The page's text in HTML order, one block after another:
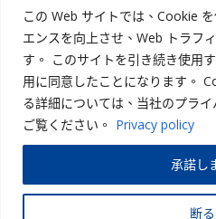
この Web サイトでは、Cookie
エンスを向上させ、Web トラフ
す。 このサイトを引き続き使用
用に同意したことになります。
る詳細については、当社のプラ
ご覧ください。 Privacy policy
断る
承諾し
人材募集
STAR ASIA VISION
Copyright©
星亜ビジョン株式会社